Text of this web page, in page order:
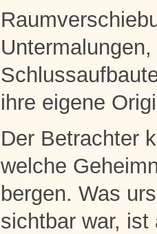
ihre eigene
Der Betrachter
welche
bergen. Was
sichtbar war,